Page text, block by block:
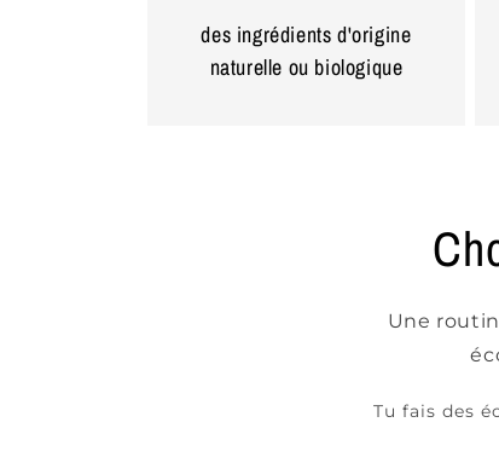
des ingrédients d'origine
naturelle ou biologique
Une
Tu fais des